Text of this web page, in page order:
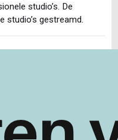
studio’s. De
studio’s gestreamd.